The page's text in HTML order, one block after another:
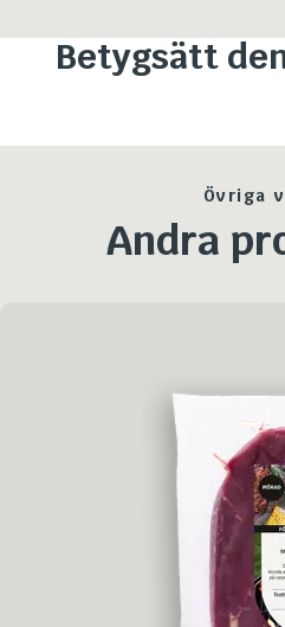
Betygsätt
Övriga
Andra